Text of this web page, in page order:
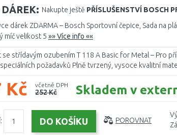
DÁREK: Nakupte ještě PŘÍSLUŠENSTVÍ BOSCH
dárek ZDARMA – Bosch Sportovní čepice, Sada na
míč velikost 5 »» Více info ««
se střídavým ozubením T 118 A Basic for Metal – Pro
požadavků Plně tvrzený, vysoce kvalitní
Kč včetně DPH
252 Kč Skladem v
POROVNAT